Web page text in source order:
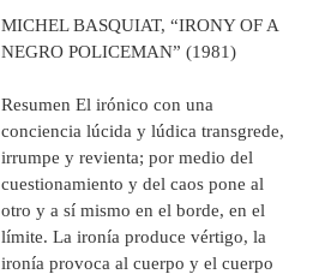
MICHEL BASQUIAT, “IRONY OF A
NEGRO POLICEMAN” (1981)
Resumen El irónico con una
conciencia lúcida y lúdica transgrede,
irrumpe y revienta; por medio del
cuestionamiento y del caos pone al
otro y a sí mismo en el borde, en el
límite. La ironía produce vértigo, la
ironía provoca al cuerpo y el cuerpo